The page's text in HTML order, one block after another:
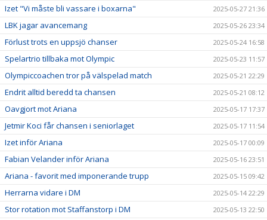
Izet "Vi måste bli vassare i boxarna" 2025-05-27 21:36
LBK jagar avancemang 2025-05-26 23:34
Förlust trots en uppsjö chanser 2025-05-24 16:58
Spelartrio tillbaka mot Olympic 2025-05-23 11:57
Olympiccoachen tror på välspelad match 2025-05-21 22:29
Endrit alltid beredd ta chansen 2025-05-21 08:12
Oavgjort mot Ariana 2025-05-17 17:37
Jetmir Koci får chansen i seniorlaget 2025-05-17 11:54
Izet inför Ariana 2025-05-17 00:09
Fabian Velander inför Ariana 2025-05-16 23:51
Ariana - favorit med imponerande trupp 2025-05-15 09:42
Herrarna vidare i DM 2025-05-14 22:29
Stor rotation mot Staffanstorp i DM 2025-05-13 22:50